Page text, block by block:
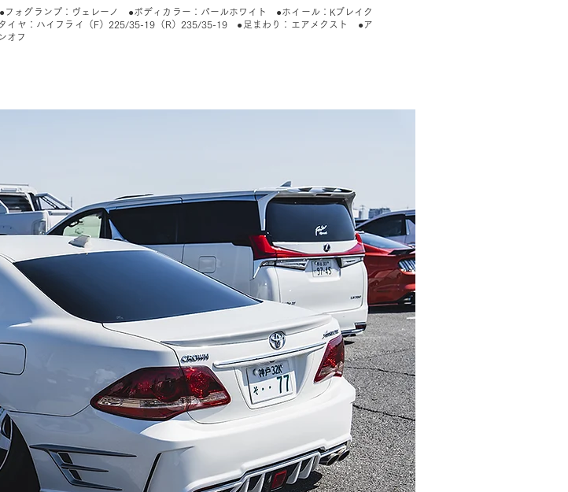
ォグランプ：ヴェレーノ ●ボディカラー：パールホワイト ●ホイール：Kブレイク
イヤ：ハイフライ（F）225/35-19（R）235/35-19 ●足まわり：エアメクスト ●ア
オフ